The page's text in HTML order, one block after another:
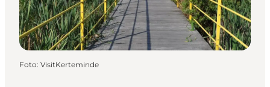
Foto: VisitKerteminde